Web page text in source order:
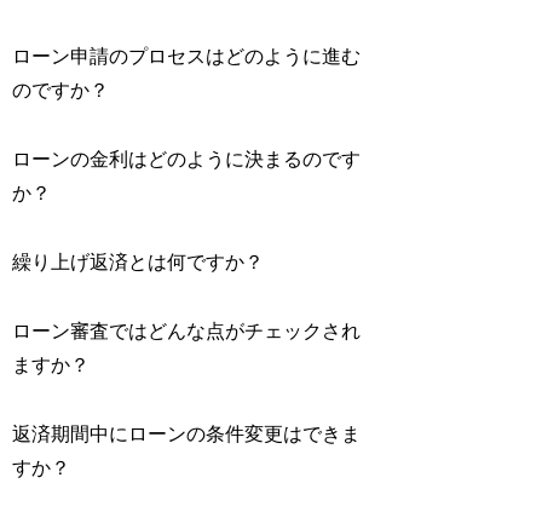
ローン申請のプロセスはどのように進む
のですか？
ローンの金利はどのように決まるのです
か？
繰り上げ返済とは何ですか？
ローン審査ではどんな点がチェックされ
ますか？
返済期間中にローンの条件変更はできま
すか？